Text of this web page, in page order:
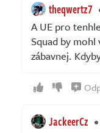
theqwertz7
A UE pro
Squad by mohl
zábavnej.
JackeerCz